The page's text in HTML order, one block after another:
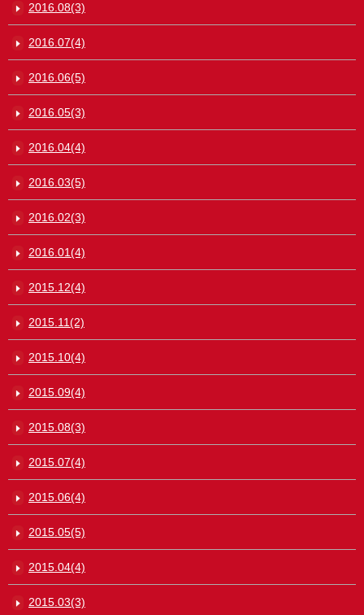
2016.08(3)
2016.07(4)
2016.06(5)
2016.05(3)
2016.04(4)
2016.03(5)
2016.02(3)
2016.01(4)
2015.12(4)
2015.11(2)
2015.10(4)
2015.09(4)
2015.08(3)
2015.07(4)
2015.06(4)
2015.05(5)
2015.04(4)
2015.03(3)